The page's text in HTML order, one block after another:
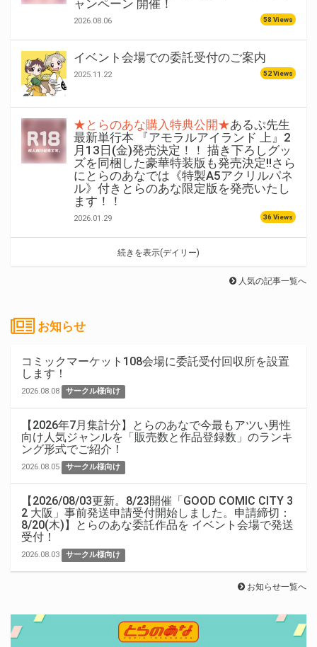
ャンペーン 開催！
2026.08.06 58 Views
イベント会場での委託受付のご案内
2025.11.22 52 Views
★とらのあな購入特典公開★あるぷ先生
最新単行本 『アモラルアイランド 上』2
月13日(金)発売決定！！ 描き下ろしグッ
ズを同梱した豪華特装版も発売決定!!さら
にとらのあなでは《特製A5アクリルパネ
ル》付きとらのあな限定版を発売いたし
ます！！
2026.01.29 36 Views
続きを表示(デイリー)
人気の記事一覧へ
お知らせ
コミックマーケット108会場に委託受付回収所を設置
します！
2026.08.08 サークル様向け
【2026年7月集計分】とらのあなで今最もアツい男性
向け人気ジャンルを「販売数と作品登録数」のランキ
ング形式でご紹介！
2026.08.05 サークル様向け
【2026/08/03更新。8/23開催「GOOD COMIC CITY 3
2 大阪」事前発送申請受付開始しました。申請締切：
8/20(木)】とらのあな委託作品を イベント会場で発送
受付！
2026.08.03 サークル様向け
お知らせ一覧へ